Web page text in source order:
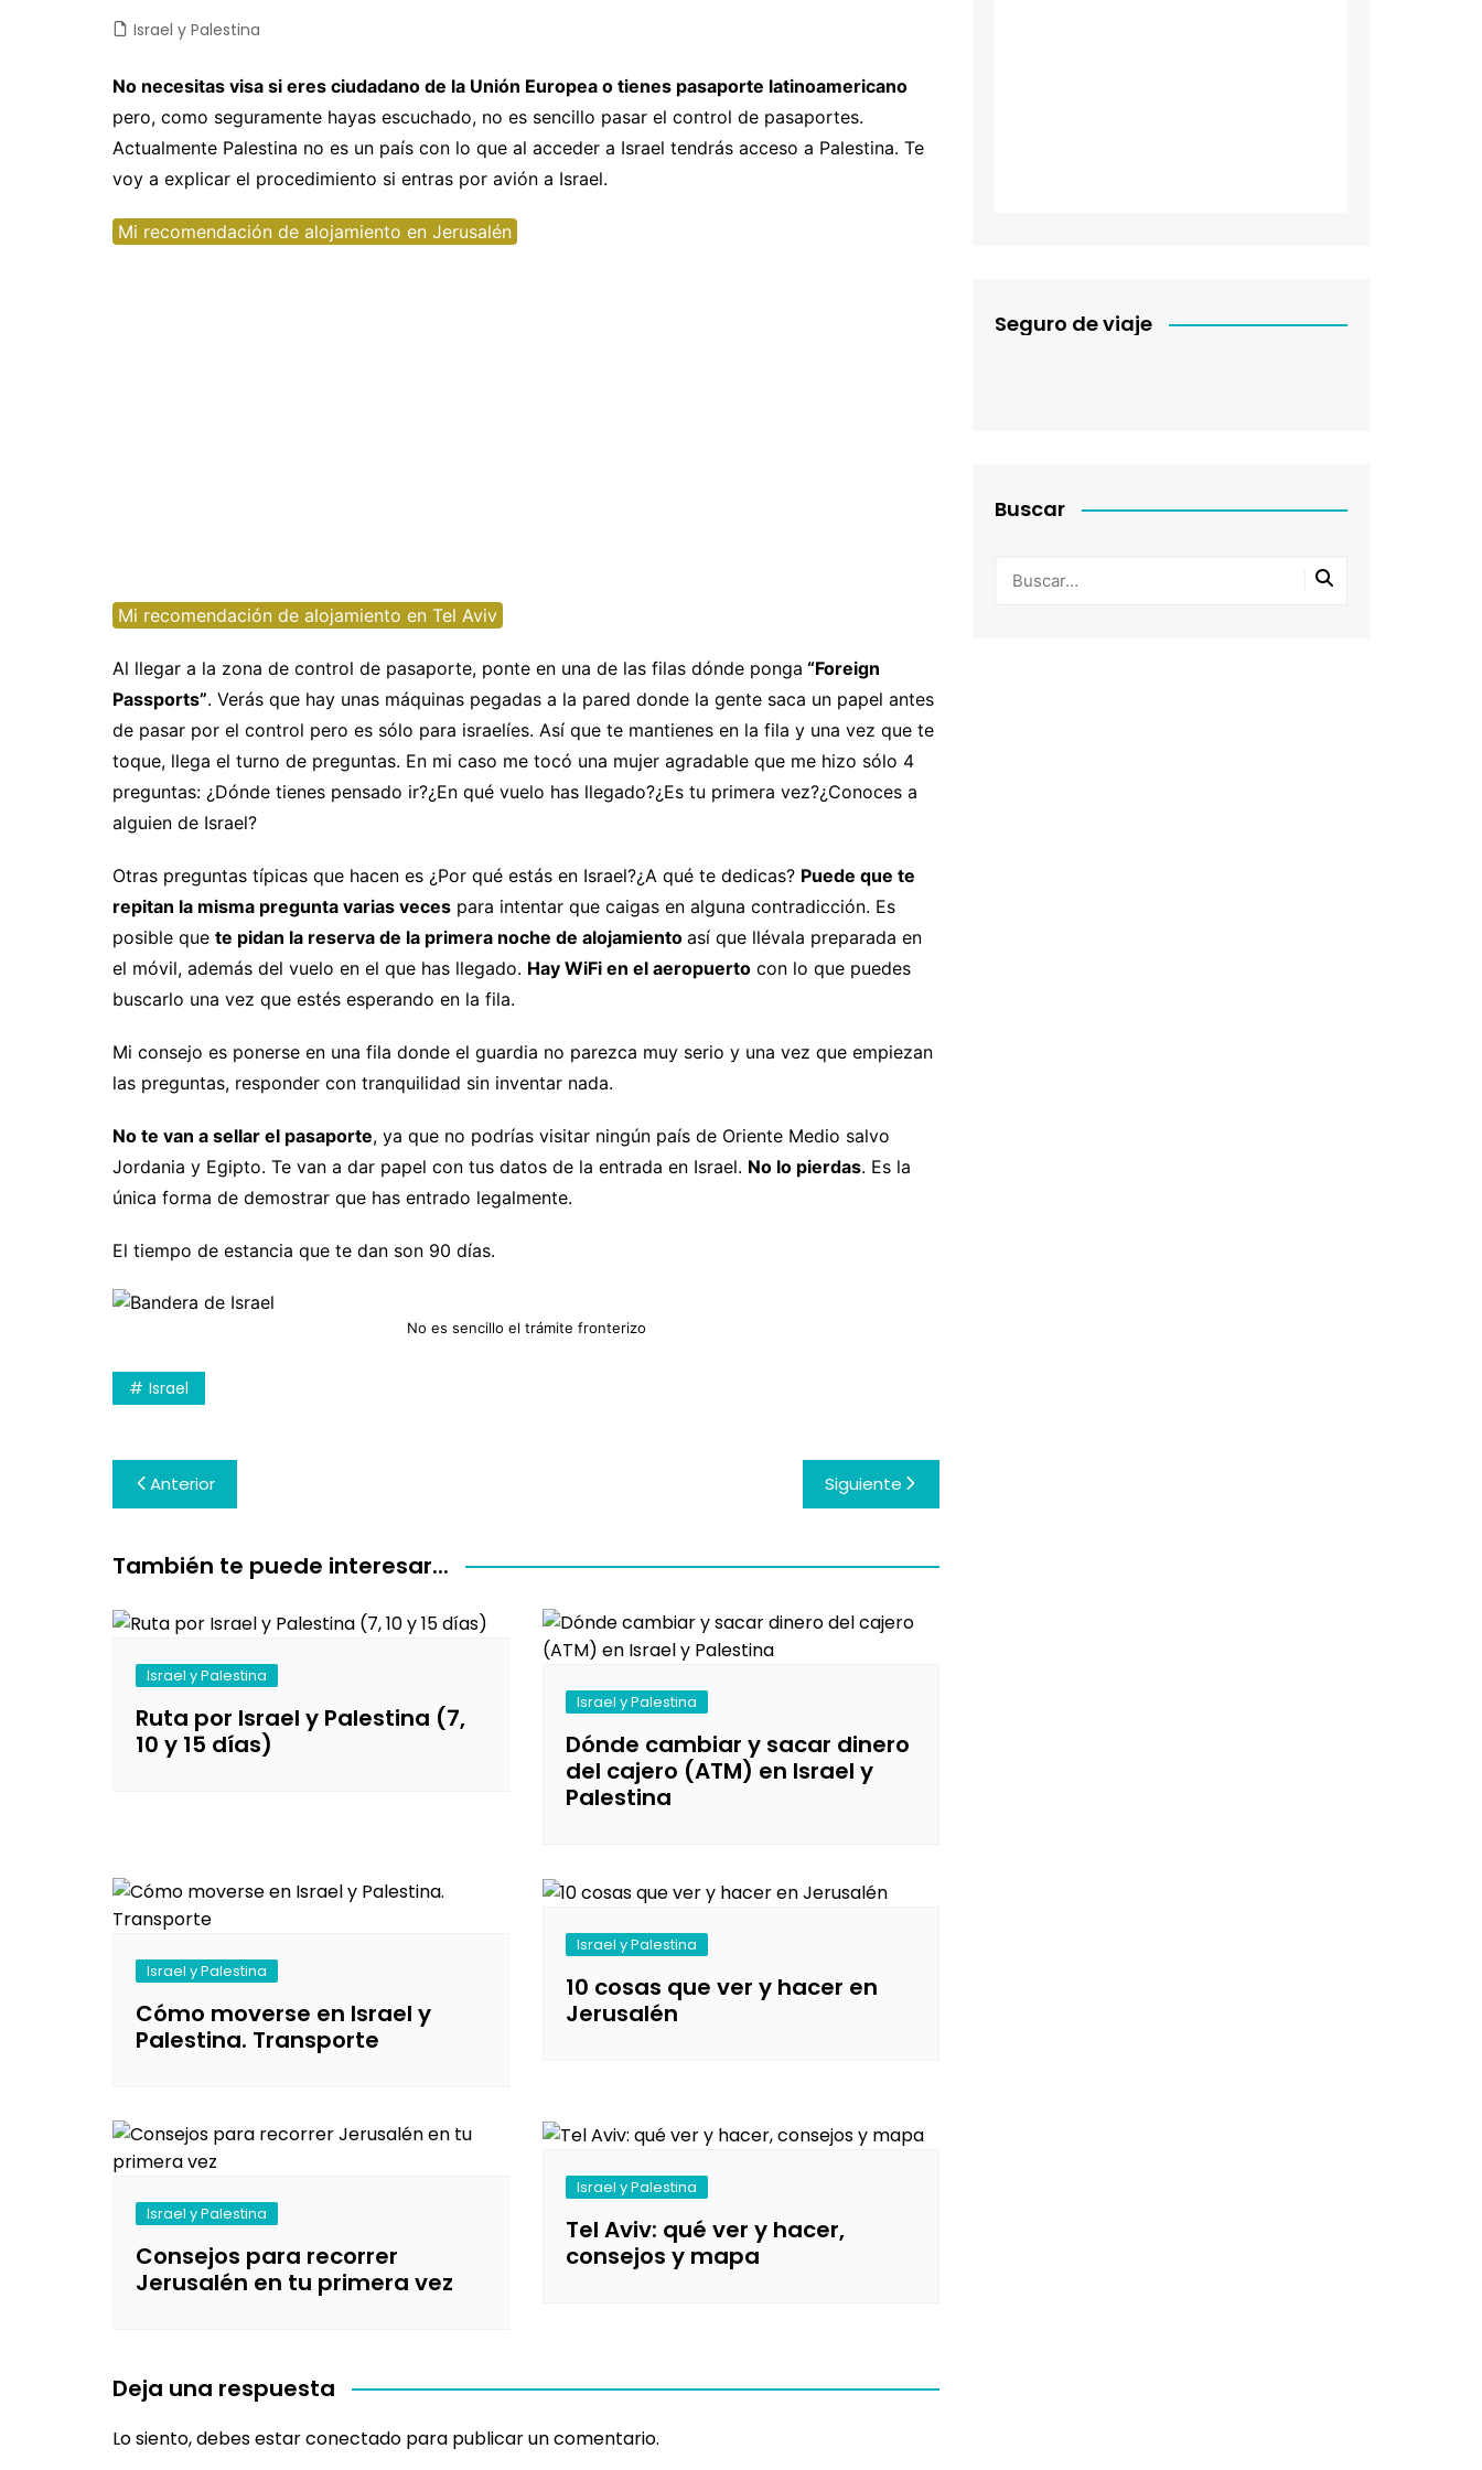
Gran Canaria
La Palma
Tenerife
Castilla y León
Castilla-La Mancha
Cataluña
Comunidad Valenciana
Galicia
Colombia
Costa Rica
Cuba
EEUU
Jordania
Laos
Malasia
Myanmar
Dinamarca
Escocia
Eslovenia
Finlandia
Reino Unido
Suiza
Tanzania
-5% Seguro Intermundial
Buscador de vuelos
Tours en español
Israel y Palestina
No necesitas visa si eres ciudadano de la Unión Europea o tienes pasaporte latinoamericano
pero, como seguramente hayas escuchado, no es sencillo pasar el control de pasaportes.
Actualmente Palestina no es un país con lo que al acceder a Israel tendrás acceso a Palestina. Te
voy a explicar el procedimiento si entras por avión a Israel.
Mi recomendación de alojamiento en Jerusalén
Mi recomendación de alojamiento en Tel Aviv
Al llegar a la zona de control de pasaporte, ponte en una de las filas dónde ponga “Foreign
Passports”. Verás que hay unas máquinas pegadas a la pared donde la gente saca un papel antes
de pasar por el control pero es sólo para israelíes. Así que te mantienes en la fila y una vez que te
toque, llega el turno de preguntas. En mi caso me tocó una mujer agradable que me hizo sólo 4
preguntas: ¿Dónde tienes pensado ir?¿En qué vuelo has llegado?¿Es tu primera vez?¿Conoces a
alguien de Israel?
Otras preguntas típicas que hacen es ¿Por qué estás en Israel?¿A qué te dedicas? Puede que te
repitan la misma pregunta varias veces para intentar que caigas en alguna contradicción. Es
posible que te pidan la reserva de la primera noche de alojamiento así que llévala preparada en
el móvil, además del vuelo en el que has llegado. Hay WiFi en el aeropuerto con lo que puedes
buscarlo una vez que estés esperando en la fila.
Mi consejo es ponerse en una fila donde el guardia no parezca muy serio y una vez que empiezan
las preguntas, responder con tranquilidad sin inventar nada.
No te van a sellar el pasaporte, ya que no podrías visitar ningún país de Oriente Medio salvo
Jordania y Egipto. Te van a dar papel con tus datos de la entrada en Israel. No lo pierdas. Es la
única forma de demostrar que has entrado legalmente.
El tiempo de estancia que te dan son 90 días.
No es sencillo el trámite fronterizo
Israel
Navegación
de
entradas
Anterior Siguiente
También te puede interesar...
Israel y Palestina
Ruta por Israel y Palestina (7,
10 y 15 días)
Israel y Palestina
Dónde cambiar y sacar dinero
del cajero (ATM) en Israel y
Palestina
Israel y Palestina
Cómo moverse en Israel y
Palestina. Transporte
Israel y Palestina
10 cosas que ver y hacer en
Jerusalén
Israel y Palestina
Consejos para recorrer
Jerusalén en tu primera vez
Israel y Palestina
Tel Aviv: qué ver y hacer,
consejos y mapa
Deja una respuesta
Lo siento, debes estarconectado para publicar un comentario.
Seguro de viaje
Buscar